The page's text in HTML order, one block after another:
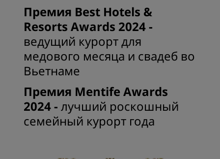
Премия Best Hotels &
Resorts Awards 2024 -
ведущий курорт для
медового месяца и свадеб во
Вьетнаме
Премия Mentife Awards
2024 - лучший роскошный
семейный курорт года